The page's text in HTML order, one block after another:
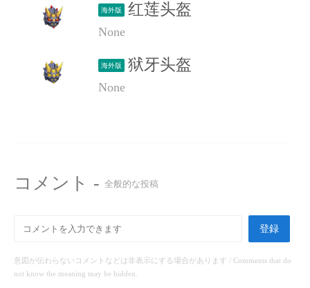
海外版 红莲头盔
None
海外版 狱牙头盔
None
コメント - 全般的な投稿
登録
意図が伝わらないコメントなどは非表示にする場合があります / Comments that do
not know the meaning may be hidden.